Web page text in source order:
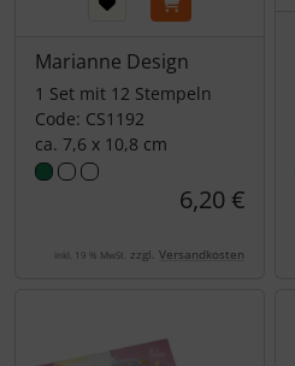
Marianne Design
1 Set mit 12 Stempeln
Code: CS1192
ca. 7,6 x 10,8 cm
6,20 €
inkl. 19 % MwSt. zzgl. Versandkosten